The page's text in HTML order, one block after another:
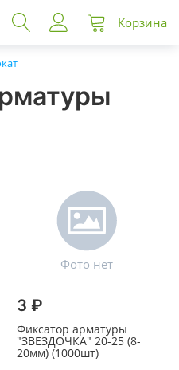
Корзина
3 ₽
Фиксатор арматуры
"ЗВЕЗДОЧКА" 20-25 (8-
20мм) (1000шт)